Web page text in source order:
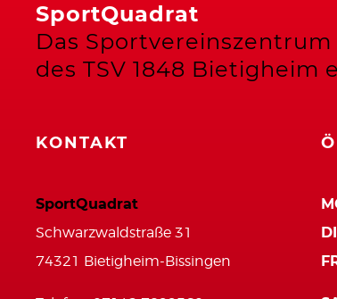
SportQuadrat
Das Sportvereinszentrum
des TSV 1848 Bietigheim
KONTAKT
SportQuadrat
Schwarzwaldstraße 31
74321 Bietigheim-Bissingen